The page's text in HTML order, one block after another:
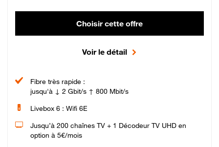
Choisir cette offre
Voir le détail
Fibre très rapide :
jusqu'à ↓ 2 Gbit/s ↑ 800 Mbit/s
Livebox 6 : Wifi 6E
Jusqu’à 200 chaînes TV + 1 Décodeur TV UHD en
option à 5€/mois